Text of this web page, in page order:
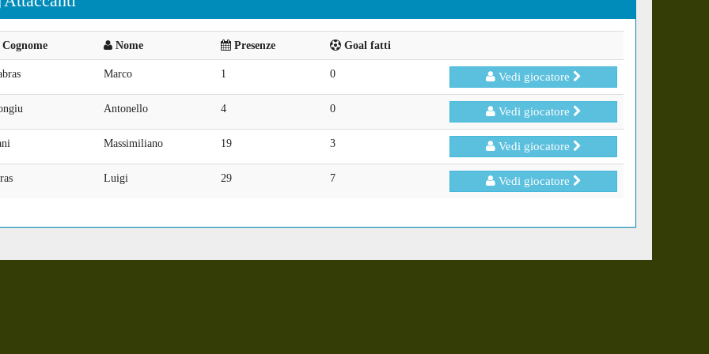
Cognome Nome Presenze Goal fatti
Marco 1 0 Vedi giocatore
Antonello 4 0 Vedi giocatore
Massimiliano 19 3 Vedi giocatore
Luigi 29 7 Vedi giocatore